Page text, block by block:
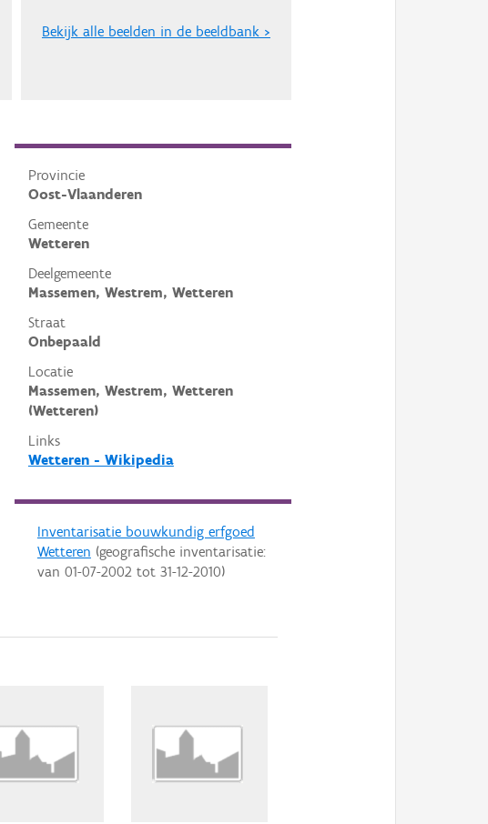
Bekijk alle beelden in de beeldbank >
Provincie
Oost-Vlaanderen
Gemeente
Wetteren
Deelgemeente
Massemen, Westrem, Wetteren
Straat
Onbepaald
Locatie
Massemen, Westrem, Wetteren
(Wetteren)
Links
Wetteren - Wikipedia
Inventarisatie bouwkundig erfgoed
Wetteren (geografische inventarisatie:
van 01-07-2002tot 31-12-2010)